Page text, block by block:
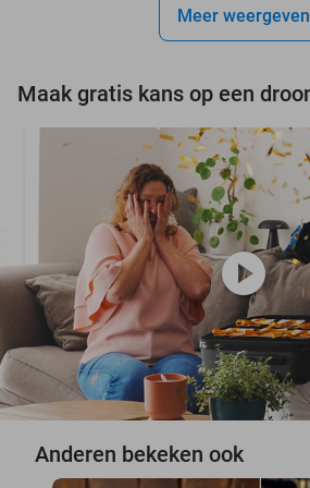
Meer weergeven
play_circle
Anderen bekeken ook